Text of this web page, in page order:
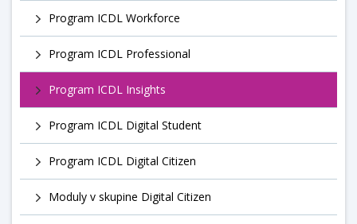
Program ICDL Workforce
Program ICDL Professional
Program ICDL Insights
Program ICDL Digital Student
Program ICDL Digital Citizen
Moduly v skupine Digital Citizen